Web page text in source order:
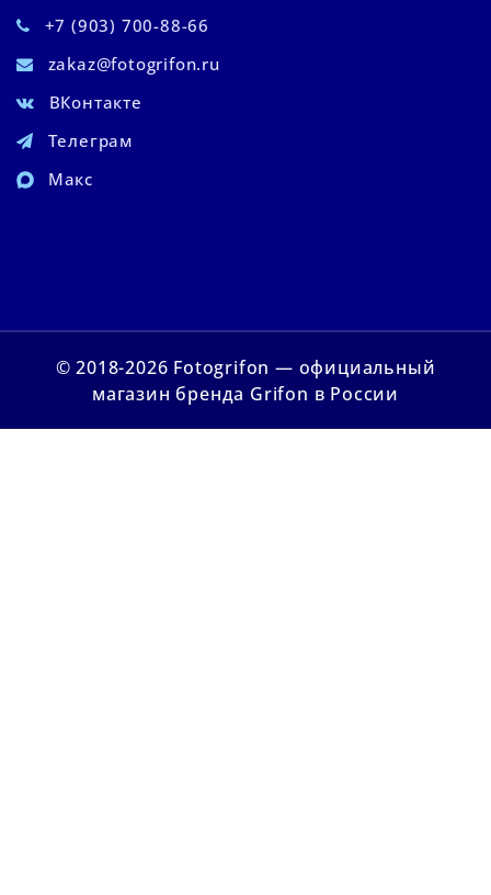
+7 (903) 700-88-66
zakaz@fotogrifon.ru
ВКонтакте
Телеграм
Макс
© 2018-2026 Fotogrifon — официальный
магазин бренда Grifon в России